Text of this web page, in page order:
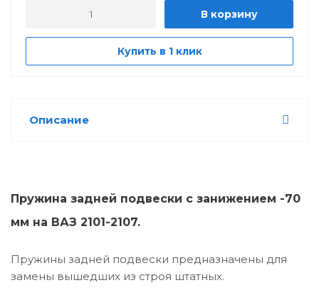
В корзину
Купить в 1 клик
Описание
Пружина задней подвески с занижением -70
мм на ВАЗ 2101-2107.
Пружины задней подвески предназначены для
замены вышедших из строя штатных.